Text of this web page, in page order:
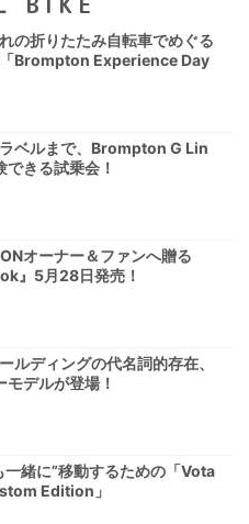
の折りたたみ自転車でめぐる
Brompton Experience Day
ベルまで、Brompton G Lin
きる試乗会！
オーナー＆ファンへ贈る
』5月28日発売！
ルディングの代名詞的存在、
デルが登場！
一緒に”移動するための「Vota
Edition」